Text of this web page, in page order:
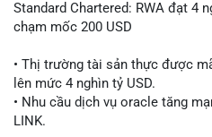
- DeFi & Công nghệ: Standard
sẽ bùng nổ lên 4 nghìn tỷ USD,
hoàn tất thương vụ mua lại
tỷ USD, đánh dấu bước tiến lớn
- Quy định & Pháp lý: FCA Anh
Standard Chartered: RWA đạt 4
chạm mốc 200 USD
• Thị trường tài sản thực được
lên mức 4 nghìn tỷ USD.
• Nhu cầu dịch vụ oracle tăng
LINK.